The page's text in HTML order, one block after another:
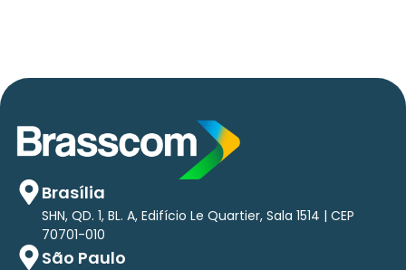
Brasília
SHN, QD. 1, BL. A, Edifício Le Quartier, Sala 1514 | CEP
70701-010
São Paulo